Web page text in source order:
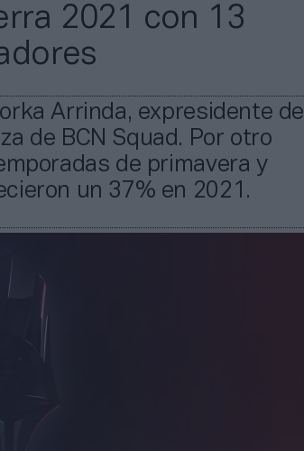
2021 con 13
Arrinda, expresidente de
de BCN Squad. Por otro
de primavera y
un 37% en 2021.